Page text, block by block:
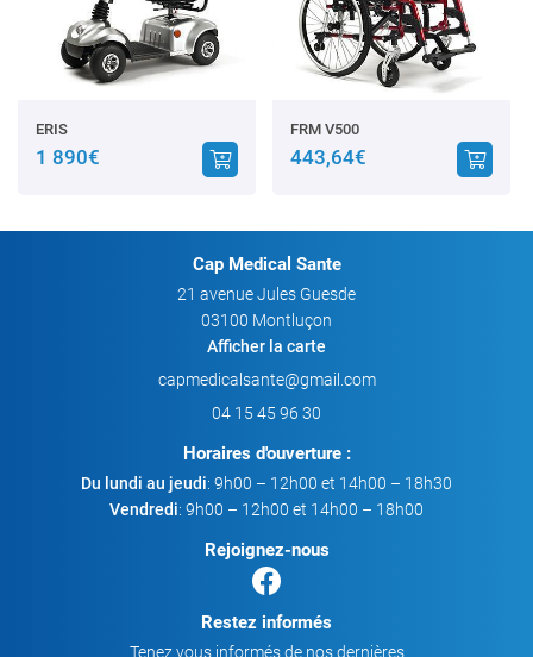
ERIS
1 890€
FRM V500
443,64€
Cap Medical Sante
21 avenue Jules Guesde
03100 Montluçon
Afficher la carte
04 15 45 96 30
Horaires d'ouverture :
Du lundi au jeudi: 9h00 – 12h00 et 14h00 – 18h30
Vendredi: 9h00 – 12h00 et 14h00 – 18h00
Rejoignez-nous
Restez informés
Tenez vous informés de nos dernières